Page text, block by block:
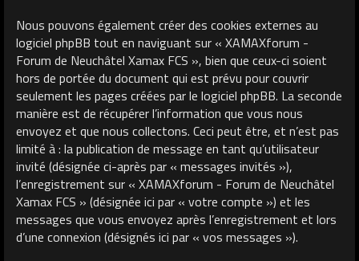
Nous pouvons également créer des cookies externes au
logiciel phpBB tout en naviguant sur « XAMAXforum -
Forum de Neuchâtel Xamax FCS », bien que ceux-ci soient
hors de portée du document qui est prévu pour couvrir
seulement les pages créées par le logiciel phpBB. La seconde
manière est de récupérer l’information que vous nous
envoyez et que nous collectons. Ceci peut être, et n’est pas
limité à : la publication de message en tant qu’utilisateur
invité (désignée ci-après par « messages invités »),
l’enregistrement sur « XAMAXforum - Forum de Neuchâtel
Xamax FCS » (désignée ici par « votre compte ») et les
messages que vous envoyez après l’enregistrement et lors
d’une connexion (désignés ici par « vos messages »).